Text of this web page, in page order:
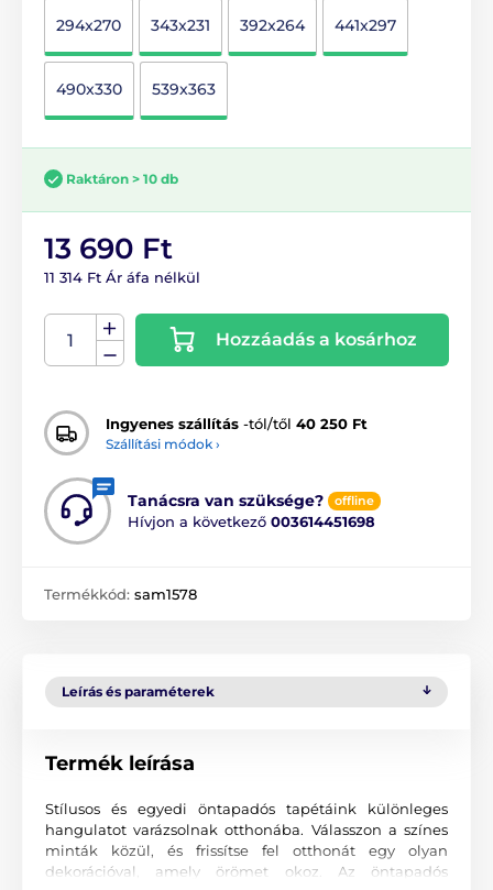
294x270 343x231 392x264 441x297
490x330 539x363
Raktáron > 10 db
13 690 Ft
11 314 Ft Ár áfa nélkül
Hozzáadás a kosárhoz
Ingyenes szállítás -tól/től 40 250 Ft
Szállítási módok ›
Tanácsra van szüksége? offline
Hívjon a következő 003614451698
Termékkód: sam1578
Leírás és paraméterek
Termék leírása
Stílusos és egyedi öntapadós tapétáink különleges
hangulatot varázsolnak otthonába. Válasszon a színes
minták közül, és frissítse fel otthonát egy olyan
dekorációval, amely örömet okoz. Az öntapadós